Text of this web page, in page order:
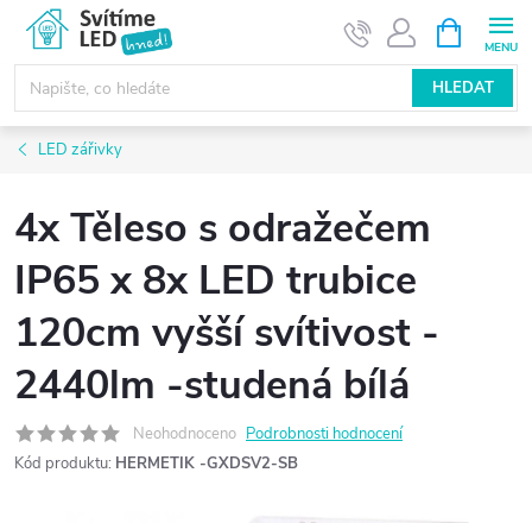
obsah
HLEDAT
NÁKUPNÍ
KOŠÍK
LED zářivky
4x Těleso s odražečem
IP65 x 8x LED trubice
120cm vyšší svítivost -
2440lm -studená bílá
Neohodnoceno Podrobnosti hodnocení
Kód produktu: HERMETIK -GXDSV2-SB